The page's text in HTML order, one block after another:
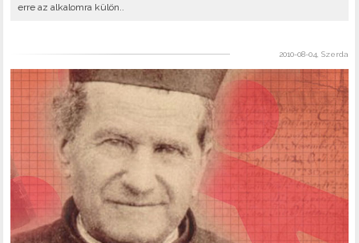
erre az alkalomra külön..
2010-08-04, Szerda